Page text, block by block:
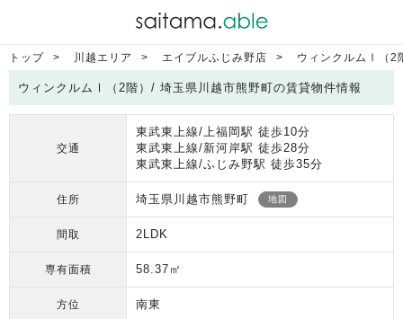
トップ 川越エリア エイブルふじみ野店 ウィンクルムⅠ（2
ウィンクルムⅠ（2階）/ 埼玉県川越市熊野町の賃貸物件情報
交通
東武東上線/上福岡駅 徒歩10分
東武東上線/新河岸駅 徒歩28分
東武東上線/ふじみ野駅 徒歩35分
住所 埼玉県川越市熊野町 地図
間取 2LDK
専有面積 58.37㎡
方位 南東